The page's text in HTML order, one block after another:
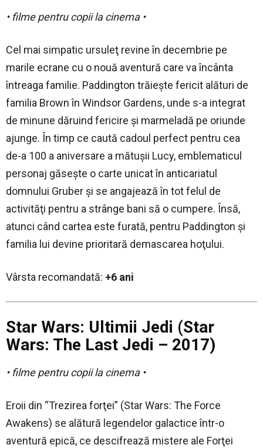
• filme pentru copii la cinema •
Cel mai simpatic ursuleţ revine în decembrie pe
marile ecrane cu o nouă aventură care va încânta
întreaga familie. Paddington trăieşte fericit alături de
familia Brown în Windsor Gardens, unde s-a integrat
de minune dăruind fericire şi marmeladă pe oriunde
ajunge. În timp ce caută cadoul perfect pentru cea
de-a 100 a aniversare a mătuşii Lucy, emblematicul
personaj găseşte o carte unicat în anticariatul
domnului Gruber şi se angajează în tot felul de
activităţi pentru a strânge bani să o cumpere. Însă,
atunci când cartea este furată, pentru Paddington şi
familia lui devine prioritară demascarea hoţului.
Vârsta recomandată: +6 ani
Star Wars: Ultimii Jedi (Star
Wars: The Last Jedi – 2017)
• filme pentru copii la cinema •
Eroii din “Trezirea forţei” (Star Wars: The Force
Awakens) se alătură legendelor galactice într-o
aventură epică, ce descifrează mistere ale Forţei